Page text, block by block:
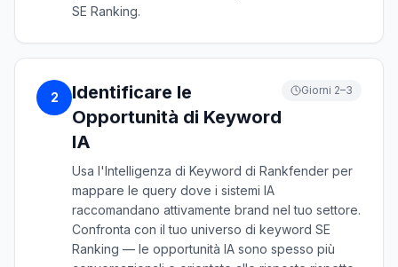
SE Ranking.
2
Identificare le
Opportunità di Keyword
IA
Giorni 2–3
Usa l'Intelligenza di Keyword di Rankfender per
mappare le query dove i sistemi IA
raccomandano attivamente brand nel tuo settore.
Confronta con il tuo universo di keyword SE
Ranking — le opportunità IA sono spesso più